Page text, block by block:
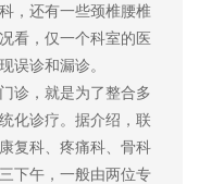
，还有一些颈椎腰椎
看，仅一个科室的医
误诊和漏诊。
，就是为了整合多
化诊疗。据介绍，联
复科、疼痛科、骨科
下午，一般由两位专